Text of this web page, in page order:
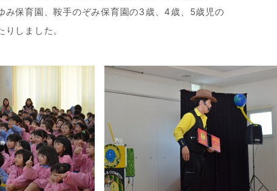
み保育園、鞍手のぞみ保育園の3歳、4歳、5歳児の
しました。